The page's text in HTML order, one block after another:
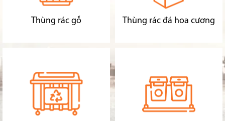
Thùng rác gỗ Thùng rác đá hoa cương